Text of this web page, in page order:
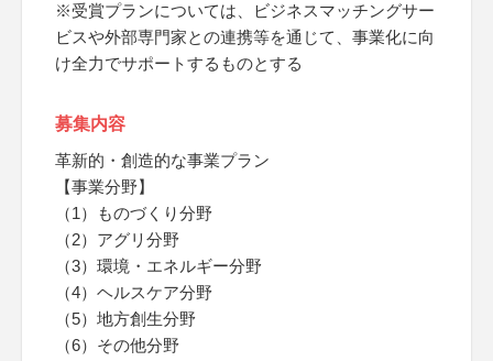
※受賞プランについては、ビジネスマッチングサー
ビスや外部専門家との連携等を通じて、事業化に向
け全力でサポートするものとする
募集内容
革新的・創造的な事業プラン
【事業分野】
（1）ものづくり分野
（2）アグリ分野
（3）環境・エネルギー分野
（4）ヘルスケア分野
（5）地方創生分野
（6）その他分野